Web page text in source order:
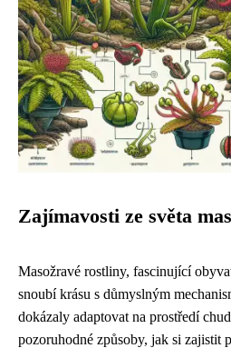
Zajímavosti ze světa
Masožravé rostliny, fascinující
snoubí krásu s důmyslným
dokázaly adaptovat na prostředí
pozoruhodné způsoby, jak si zajistit